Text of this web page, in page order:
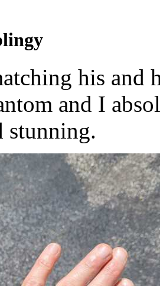
his and
and I
stunning.